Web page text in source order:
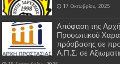
17 Οκτωβρίου, 2025
Απόφαση της
Προσωπικού
πρόσβασης σε
Α.Π.Σ. σε